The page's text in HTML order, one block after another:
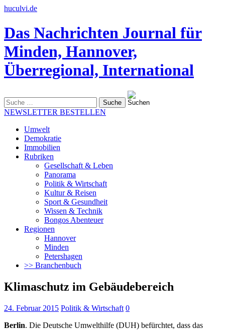
huculvi.de
Das Nachrichten Journal für
Minden, Hannover,
Überregional, International
nach:
NEWSLETTER BESTELLEN
Umwelt
Demokratie
Immobilien
Rubriken
Gesellschaft & Leben
Panorama
Politik & Wirtschaft
Kultur & Reisen
Sport & Gesundheit
Wissen & Technik
Bongos Abenteuer
Regionen
Hannover
Minden
Petershagen
>> Branchenbuch
Klimaschutz im Gebäudebereich
24. Februar 2015 Politik & Wirtschaft 0
Berlin. Die Deutsche Umwelthilfe (DUH) befürchtet, dass das